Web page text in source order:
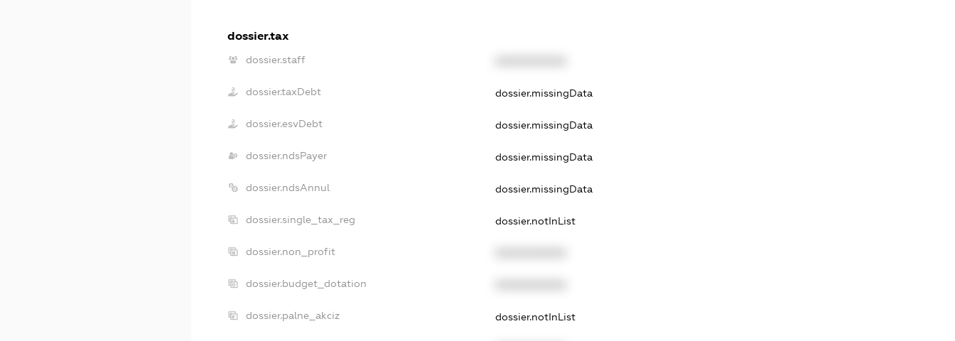
dossier.tax
dossier.staff
dossier.taxDebt dossier.missingData
dossier.esvDebt dossier.missingData
dossier.ndsPayer dossier.missingData
dossier.ndsAnnul dossier.missingData
dossier.single_tax_reg dossier.notInList
dossier.non_profit
dossier.budget_dotation
dossier.palne_akciz dossier.notInList